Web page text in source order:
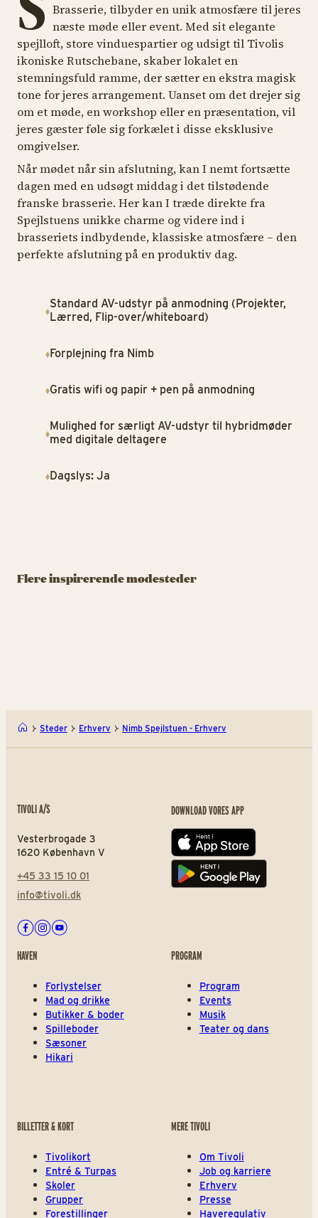
Brasserie, tilbyder en unik atmosfære til jeres
næste møde eller event. Med sit elegante
spejlloft, store vinduespartier og udsigt til Tivolis
ikoniske Rutschebane, skaber lokalet en
stemningsfuld ramme, der sætter en ekstra magisk
tone for jeres arrangement. Uanset om det drejer sig
om et møde, en workshop eller en præsentation, vil
jeres gæster føle sig forkælet i disse eksklusive
omgivelser.
Når mødet når sin afslutning, kan I nemt fortsætte
dagen med en udsøgt middag i det tilstødende
franske brasserie. Her kan I træde direkte fra
Spejlstuens unikke charme og videre ind i
brasseriets indbydende, klassiske atmosfære – den
perfekte afslutning på en produktiv dag.
Standard AV-udstyr på anmodning (Projekter,
Lærred, Flip-over/whiteboard)
Forplejning fra Nimb
Gratis wifi og papir + pen på anmodning
Mulighed for særligt AV-udstyr til hybridmøder
med digitale deltagere
Dagslys: Ja
Flere inspirerende mødesteder
Beefstouw Center
Steder Erhverv Nimb Spejlstuen - Erhverv
TIVOLI A/S
Vesterbrogade 3
1620 København V
+45 33 15 10 01
info@tivoli.dk
Facebook
Instagram
Youtube
DOWNLOAD VORES APP
App store
Play store
HAVEN
Forlystelser
Mad og drikke
Butikker & boder
Spilleboder
Sæsoner
Hikari
PROGRAM
Program
Events
Musik
Teater og dans
BILLETTER & KORT
Tivolikort
Entré & Turpas
Skoler
Grupper
Forestillinger
MERE TIVOLI
Om Tivoli
Job og karriere
Erhverv
Presse
Haveregulativ